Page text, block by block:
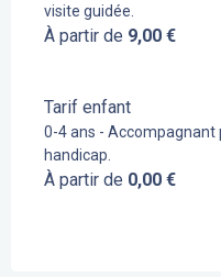
visite guidée.
À partir de 9,00 €
Tarif enfant
0-4 ans - Accompagnant
handicap.
À partir de 0,00 €